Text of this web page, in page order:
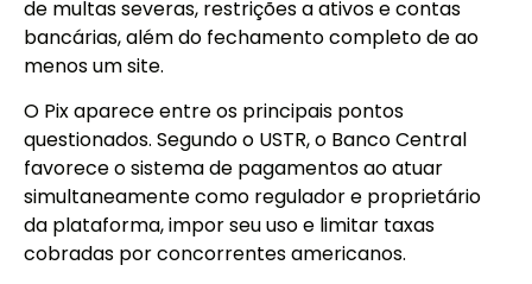
de multas severas, restrições a ativos e contas
bancárias, além do fechamento completo de ao
menos um site.
O Pix aparece entre os principais pontos
questionados. Segundo o USTR, o Banco Central
favorece o sistema de pagamentos ao atuar
simultaneamente como regulador e proprietário
da plataforma, impor seu uso e limitar taxas
cobradas por concorrentes americanos.